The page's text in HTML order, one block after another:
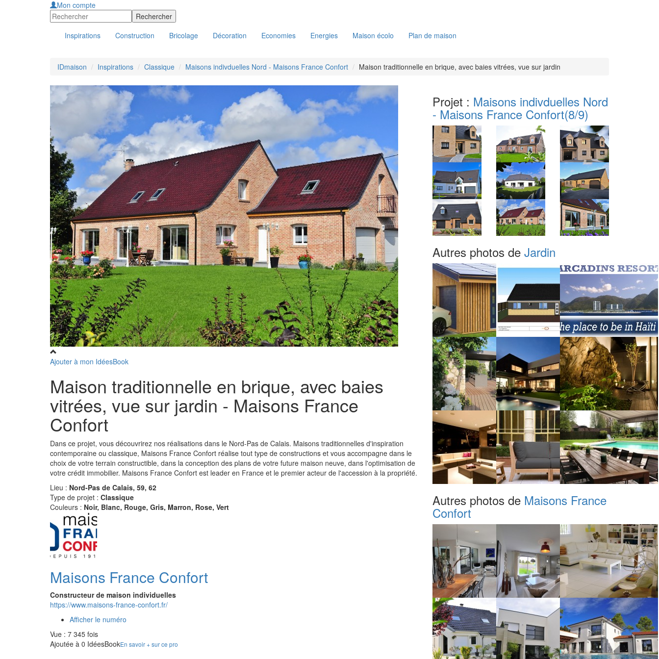
Mon compte
Inspirations Construction Bricolage Décoration Economies Energies Maison écolo Plan de maison
IDmaison Inspirations Classique Maisons indivduelles Nord - Maisons France Confort Maison traditionnelle en brique, avec baies vitrées, vue sur jardin
Ajouter à mon IdéesBook
Maison traditionnelle en brique, avec baies
vitrées, vue sur jardin - Maisons France
Confort
Dans ce projet, vous découvrirez nos réalisations dans le Nord-Pas de Calais. Maisons traditionnelles d'inspiration
contemporaine ou classique, Maisons France Confort réalise tout type de constructions et vous accompagne dans le
choix de votre terrain constructible, dans la conception des plans de votre future maison neuve, dans l'optimisation de
votre crédit immobilier. Maisons France Confort est leader en France et le premier acteur de l'accession à la propriété.
Lieu : Nord-Pas de Calais, 59, 62
Type de projet : Classique
Couleurs : Noir, Blanc, Rouge, Gris, Marron, Rose, Vert
Maisons France Confort
Constructeur de maison individuelles
https://www.maisons-france-confort.fr/
Afficher le numéro
Vue : 7 345 fois
Ajoutée à 0 IdéesBookEn savoir + sur ce pro
Projet : Maisons indivduelles Nord
- Maisons France Confort(8/9)
Autres photos de Jardin
Autres photos de Maisons France
Confort